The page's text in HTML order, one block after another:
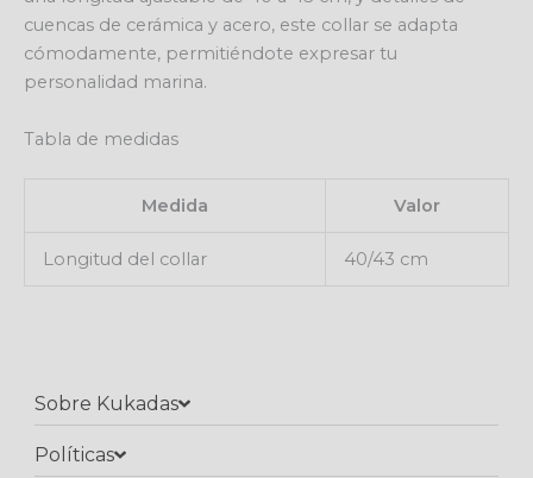
cuencas de cerámica y acero, este collar se adapta
cómodamente, permitiéndote expresar tu
personalidad marina.
Tabla de medidas
Medida Valor
Longitud del collar 40/43 cm
Sobre Kukadas
Políticas